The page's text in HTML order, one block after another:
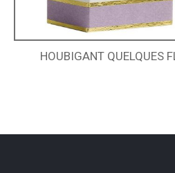
HOUBIGANT QUELQUES